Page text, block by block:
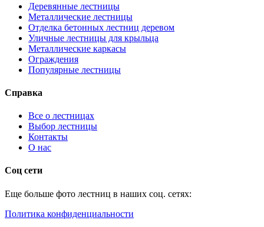
Деревянные лестницы
Металлические лестницы
Отделка бетонных лестниц деревом
Уличные лестницы для крыльца
Металлические каркасы
Ограждения
Популярные лестницы
Справка
Все о лестницах
Выбор лестницы
Контакты
О нас
Соц сети
Еще больше фото лестниц в наших соц. сетях:
Политика конфиденциальности